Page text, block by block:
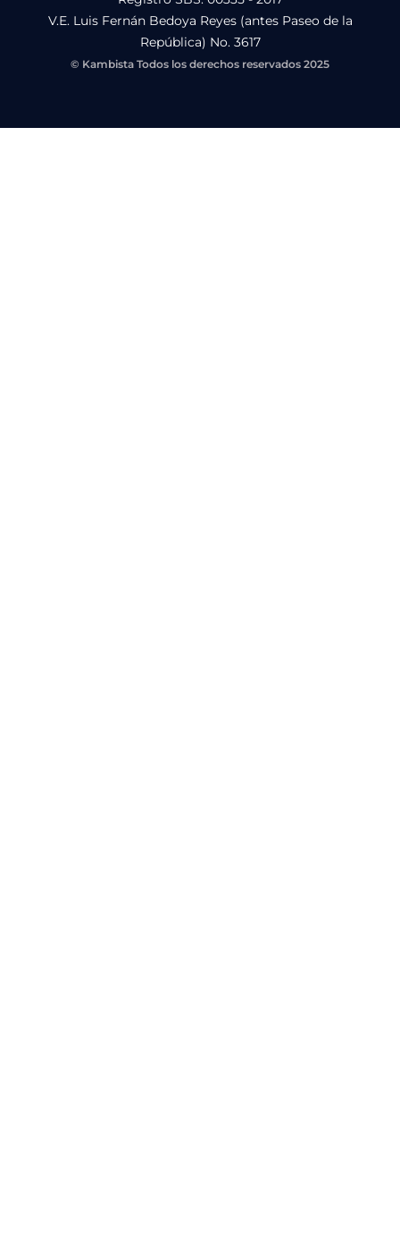
V.E. Luis Fernán Bedoya Reyes (antes Paseo de la
República) No. 3617
© Kambista Todos los derechos reservados 2025